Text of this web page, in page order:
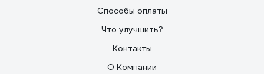
Способы оплаты
Что улучшить?
Контакты
О Компании